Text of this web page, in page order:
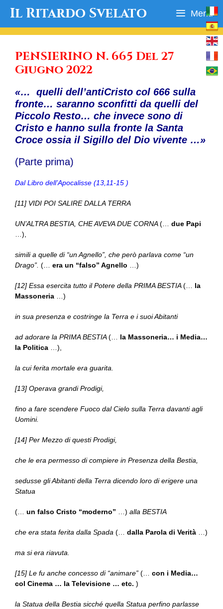
Il Ritardo Svelato Menu
PENSIERINO N. 665 Del 27
Giugno 2022
«… quelli dell’antiCristo col 666 sulla
fronte… saranno sconfitti da quelli del
Piccolo Resto… che invece sono di
Cristo e hanno sulla fronte la Santa
Croce ossia il Sigillo del Dio vivente …»
(Parte prima)
Dal Libro dell’Apocalisse (13,11-15 )
[11] VIDI POI SALIRE DALLA TERRA
UN’ALTRA BESTIA, CHE AVEVA DUE CORNA(… due Papi
…),
simili a quelle di “un Agnello”, che però parlava come “un
Drago”. (… era un “falso” Agnello …)
[12] Essa esercita tutto il Potere della PRIMA BESTIA(… la
Massoneria
…)
in sua presenza e costringe la Terra e i suoi Abitanti
ad adorare la PRIMA BESTIA(… la Massoneria… i Media…
la Politica …),
la cui ferita mortale era guarita.
[13] Operava grandi Prodigi,
fino a fare scendere Fuoco dal Cielo sulla Terra davanti agli
Uomini.
[14] Per Mezzo di questi Prodigi,
che le era permesso di compiere in Presenza della Bestia,
sedusse gli Abitanti della Terra dicendo loro di erigere una
Statua
(… un falso Cristo “moderno” …) alla BESTIA
che era stata ferita dalla Spada (… dalla Parola di Verità …)
ma si era riavuta.
[15] Le fu anche concesso di “animare” (… con i Media…
col Cinema … la Televisione … etc. )
la Statua della Bestia sicché quella Statua perfino parlasse